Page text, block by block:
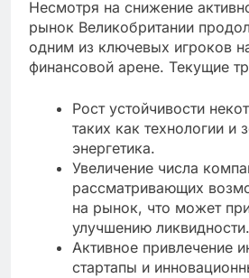
Несмотря на снижение
рынок Великобритании
одним из ключевых игроков
финансовой арене. Текущие
Рост устойчивости
таких как технологии и
энергетика.
Увеличение числа
рассматривающих
на рынок, что может
улучшению ликвидности.
Активное привлечение
стартапы и